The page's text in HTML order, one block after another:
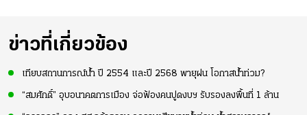
ข่าวที่เกี่ยวข้อง
เทียบสถานการณ์น้ำ ปี 2554 และปี 2568 พายุฝน โอกาสน้ำท่วม?
“สมศักดิ์” อุบอนาคตการเมือง จ่อฟ้องคนปูดงบฯ รับรองลงพื้นที่ 1 ล้าน